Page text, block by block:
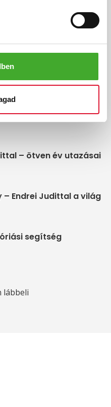
– ötven év utazásai
– Endrei Judittal a világ
segítség
lábbeli